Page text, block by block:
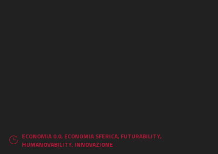
ECONOMIA 0.0, ECONOMIA SFERICA, FUTURABILITY,
HUMANOVABILITY, INNOVAZIONE